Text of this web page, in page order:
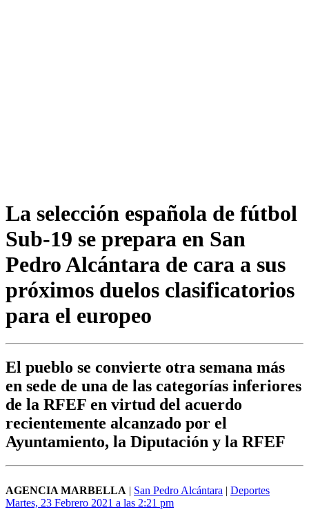
La selección española de fútbol
Sub-19 se prepara en San
Pedro Alcántara de cara a sus
próximos duelos clasificatorios
para el europeo
El pueblo se convierte otra semana más
en sede de una de las categorías inferiores
de la RFEF en virtud del acuerdo
recientemente alcanzado por el
Ayuntamiento, la Diputación y la RFEF
AGENCIA MARBELLA | San Pedro Alcántara | Deportes
Martes, 23 Febrero 2021 a las 2:21 pm